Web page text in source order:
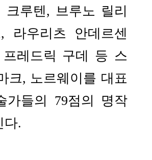
크루텐, 브루노 릴리
라우리츠 안데르센
레드릭 구데 등 스
크, 노르웨이를 대표
가들의 79점의 명작
다.